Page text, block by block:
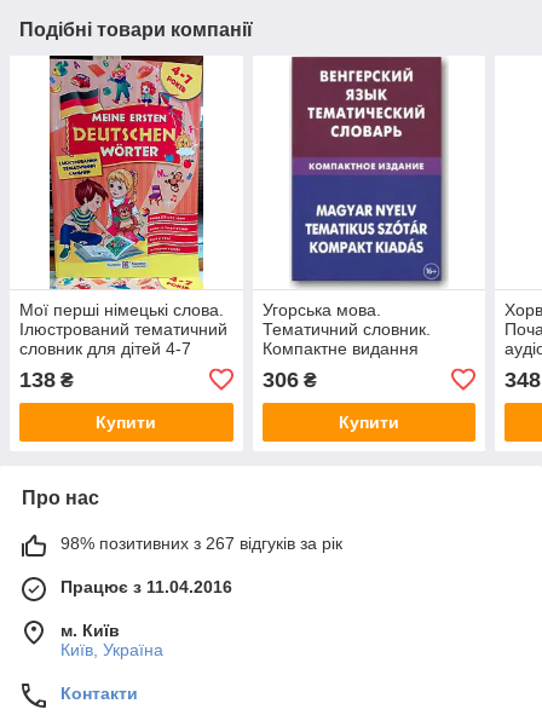
Подібні товари компанії
Мої перші німецькі слова.
Ілюстрований тематичний
словник для дітей 4-7
138 ₴
Купити
Угорська мова.
Тематичний словник.
Компактне видання
306₴
Купити
348
Про нас
98% позитивних з 267 відгуків за рік
Працює з 11.04.2016
м. Київ
Київ, Україна
Контакти